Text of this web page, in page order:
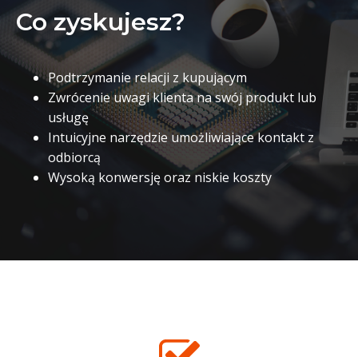
Co zyskujesz?
Podtrzymanie relacji z kupującym
Zwrócenie uwagi klienta na swój produkt lub
usługę
Intuicyjne narzędzie umożliwiające kontakt z
odbiorcą
Wysoką konwersję oraz niskie koszty